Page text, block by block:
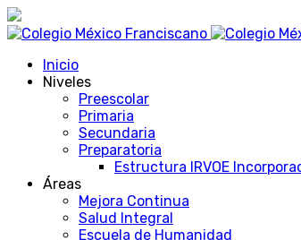
Inicio
Niveles
Preescolar
Primaria
Secundaria
Preparatoria
Estructura IRVOE
Áreas
Mejora Continua
Salud Integral
Escuela de Humanidad